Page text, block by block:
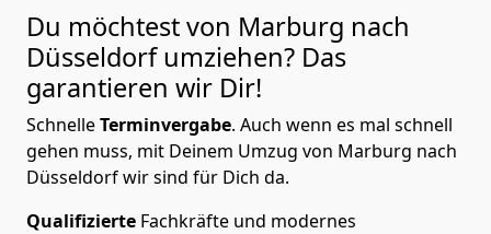
Du möchtest von Marburg nach
Düsseldorfumziehen? Das
garantieren wir Dir!
SchnelleTerminvergabe. Auch wenn es mal schnell
gehen muss, mit Deinem Umzug von Marburg nach
Düsseldorf wir sind für Dich da.
Qualifizierte Fachkräfte und modernes